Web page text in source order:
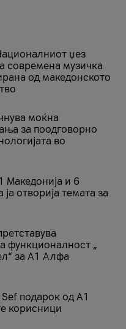
џез
современа музичка
од македонското
моќна
за поодговорно
во
Македонија и 6
отворија темата за
функционалност „
за А1 Алфа
подарок од А1
корисници